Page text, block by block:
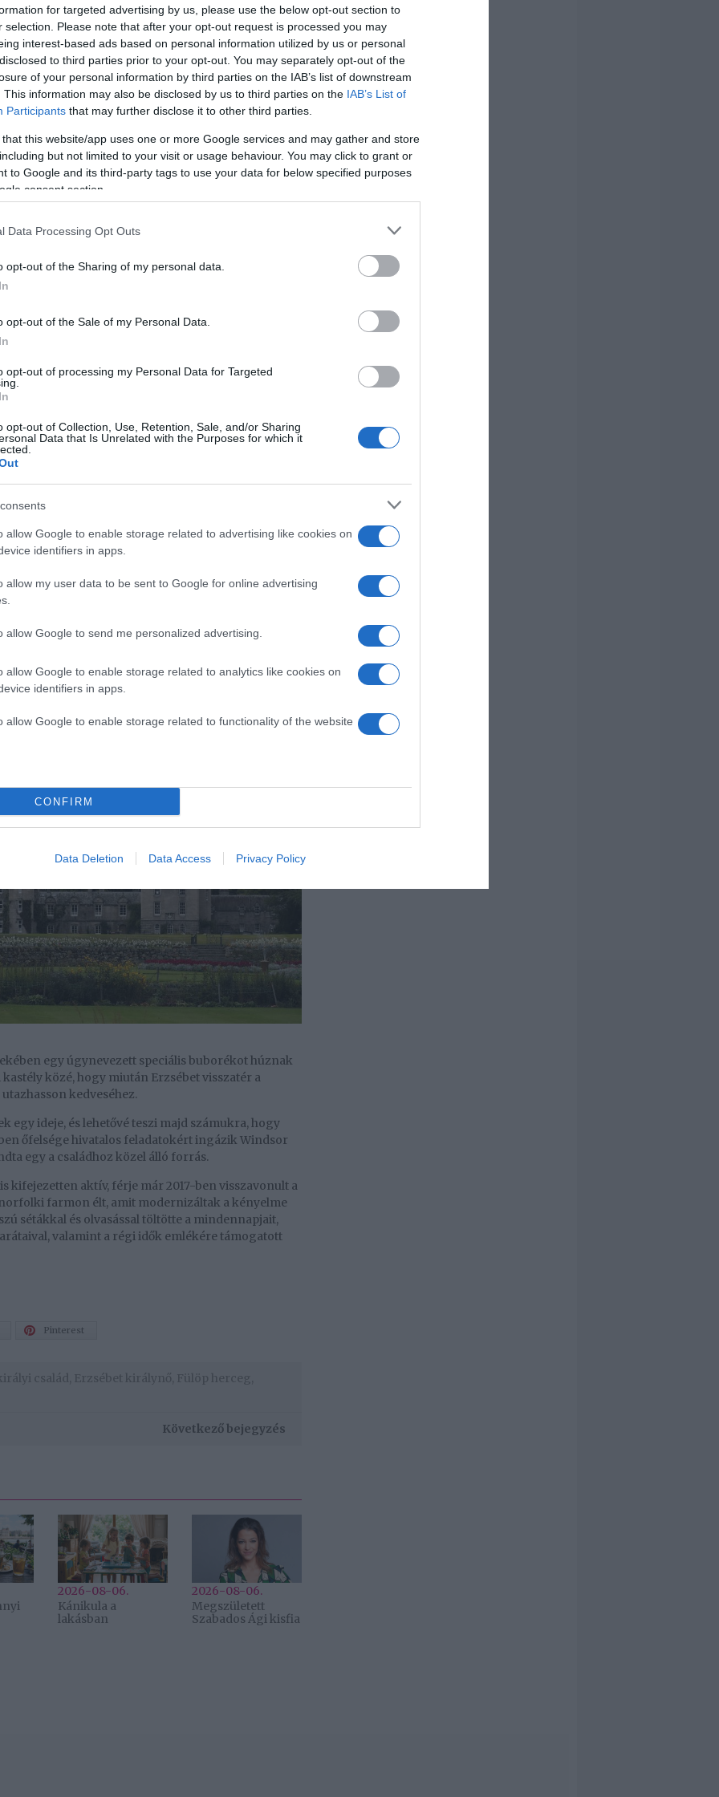
for targeted advertising by us, please use the below opt-out section to
selection. Please note that after your opt-out request is processed you may
interest-based ads based on personal information utilized by us or personal
to third parties prior to your opt-out. You may separately opt-out of the
of your personal information by third parties on the IAB’s list of downstream
This information may also be disclosed by us to third parties on the IAB’s List of
Participants that may further disclose it to other third parties.
that this website/app uses one or more Google services and may gather and store
but not limited to your visit or usage behaviour. You may click to grant or
to Google and its third-party tags to use your data for below specified purposes
consent section.
Data Processing Opt Outs
opt-out of the Sharing of my personal data.
opt-out of the Sale of my Personal Data.
opt-out of processing my Personal Data for Targeted
opt-out of Collection, Use, Retention, Sale, and/or Sharing
Data that Is Unrelated with the Purposes for which it
allow Google to enable storage related to advertising like cookies on
identifiers in apps.
allow my user data to be sent to Google for online advertising
allow Google to send me personalized advertising.
allow Google to enable storage related to analytics like cookies on
identifiers in apps.
allow Google to enable storage related to functionality of the website
CONFIRM
Data Deletion Data Access Privacy Policy
hogy Erzsébet együtt tölthessen egy kis időt
házasok, de a királynő rengeteg teendője miatt
a balmorali kastély kényelmében, a hírek szerint
közelebbi kastélyba, Sadringhambe. Itt is
munkaügyei miatt visszatér Windsorba és
egy úgynevezett speciális buborékot húznak
közé, hogy miután Erzsébet visszatér a
kedveséhez.
egy ideje, és lehetővé teszi majd számukra, hogy
őfelsége hivatalos feladatokért ingázik Windsor
egy a családhoz közel álló forrás.
kifejezetten aktív, férje már 2017-ben visszavonult a
farmon élt, amit modernizáltak a kényelme
sétákkal és olvasással töltötte a mindennapjait,
valamint a régi idők emlékére támogatott
Pinterest
királyi család Erzsébet királynő Fülöp herceg
Következő bejegyzés
2026-08-06.
Kánikula a
lakásban
2026-08-06.
Megszületett
Szabados Ági kisfia